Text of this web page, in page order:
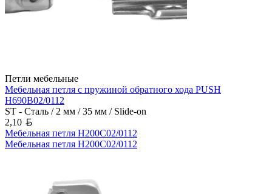
Петли мебельные
Мебельная петля с пружиной обратного хода PUSH
H690B02/0112
ST - Сталь / 2 мм / 35 мм / Slide-on
2,10
Мебельная петля H200C02/0112
Мебельная петля H200C02/0112